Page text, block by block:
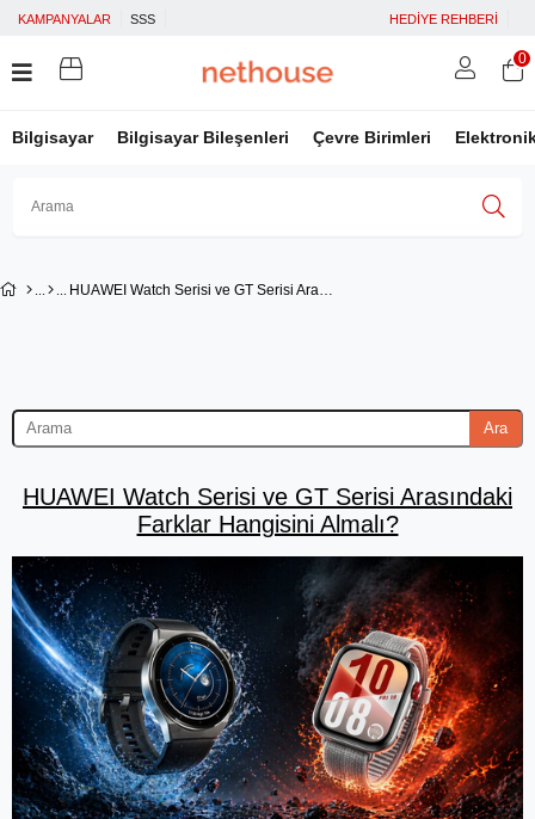
KAMPANYALAR SSS HEDİYE REHBERİ
Bilgisayar Bilgisayar Bileşenleri Çevre Birimleri
0
HUAWEI Watch Serisi ve GT Serisi Arasındaki Farklar Hangisini Almalı?
Ara
HUAWEI Watch Serisi ve GT Serisi Arasındaki
Farklar Hangisini Almalı?